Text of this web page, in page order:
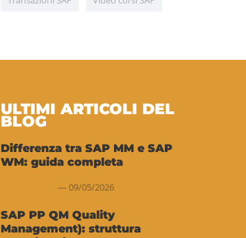
ULTIMI ARTICOLI DEL
BLOG
Differenza tra SAP MM e SAP
WM: guida completa
09/05/2026
SAP PP QM Quality
Management): struttura